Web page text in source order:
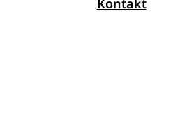
Kontakt